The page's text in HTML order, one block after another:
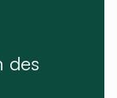
des